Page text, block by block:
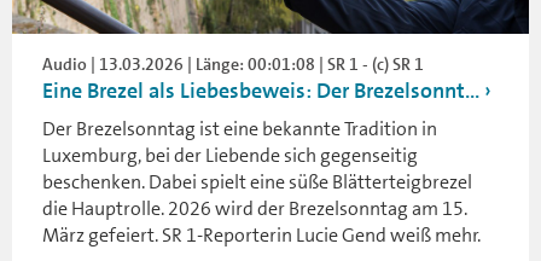
Audio | 13.03.2026 | Länge: 00:01:08 | SR 1 - (c) SR 1
Eine Brezel als Liebesbeweis: Der Brezelsonnt...
Der Brezelsonntag ist eine bekannte Tradition in
Luxemburg, bei der Liebende sich gegenseitig
beschenken. Dabei spielt eine süße Blätterteigbrezel
die Hauptrolle. 2026 wird der Brezelsonntag am 15.
März gefeiert. SR 1-Reporterin Lucie Gend weiß mehr.